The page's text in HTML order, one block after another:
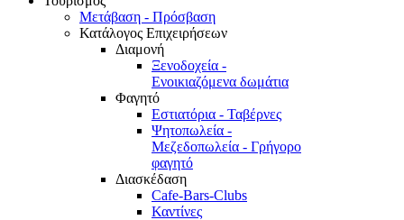
Μετάβαση - Πρόσβαση
Κατάλογος Επιχειρήσεων
Διαμονή
Ξενοδοχεία -
Ενοικιαζόμενα δωμάτια
Φαγητό
Εστιατόρια - Ταβέρνες
Ψητοπωλεία -
Μεζεδοπωλεία - Γρήγορο
φαγητό
Διασκέδαση
Cafe-Bars-Clubs
Καντίνες